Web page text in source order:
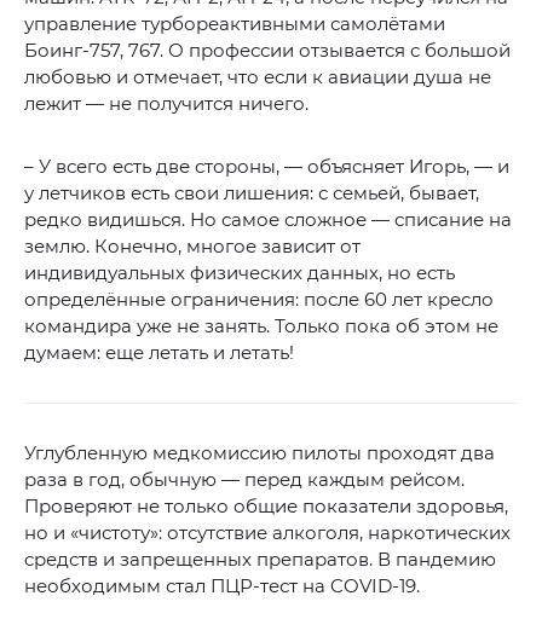
управление турбореактивными самолётами
Боинг-757, 767. О профессии отзывается с большой
любовью и отмечает, что если к авиации душа не
лежит — не получится ничего.
– У всего есть две стороны, — объясняет Игорь, — и
у летчиков есть свои лишения: с семьей, бывает,
редко видишься. Но самое сложное — списание на
землю. Конечно, многое зависит от
индивидуальных физических данных, но есть
определённые ограничения: после 60 лет кресло
командира уже не занять. Только пока об этом не
думаем: еще летать и летать!
Углубленную медкомиссию пилоты проходят два
раза в год, обычную — перед каждым рейсом.
Проверяют не только общие показатели здоровья,
но и «чистоту»: отсутствие алкоголя, наркотических
средств и запрещенных препаратов. В пандемию
необходимым стал ПЦР-тест на COVID-19.